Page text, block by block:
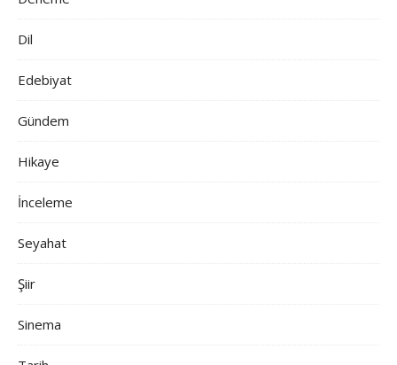
Dil
Edebiyat
Gündem
Hikaye
İnceleme
Seyahat
Şiir
Sinema